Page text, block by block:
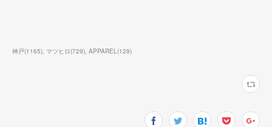
神戸(1165) マツヒロ(729) APPAREL(129)